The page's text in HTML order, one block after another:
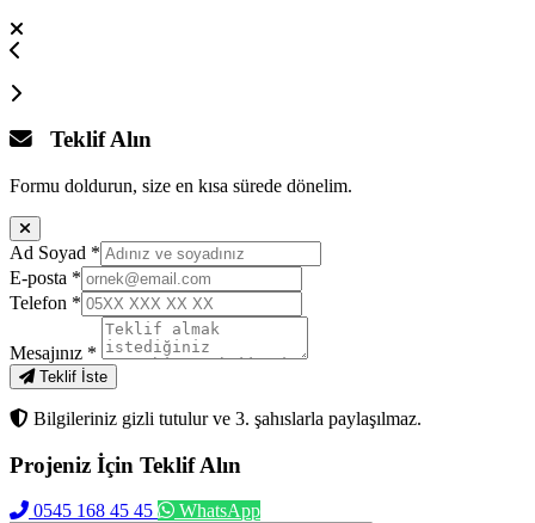
Teklif Alın
Formu doldurun, size en kısa sürede dönelim.
Ad Soyad *
E-posta *
Telefon *
Mesajınız *
Teklif İste
Bilgileriniz gizli tutulur ve 3. şahıslarla paylaşılmaz.
Projeniz İçin Teklif Alın
0545 168 45 45 WhatsApp